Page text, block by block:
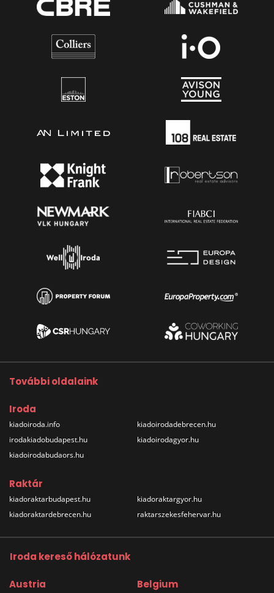
További oldalaink
Iroda
kiadoiroda.info
irodakiadobudapest.hu
kiadoirodabudaors.hu
kiadoirodadebrecen.hu
kiadoirodagyor.hu
Raktár
kiadoraktarbudapest.hu
kiadoraktardebrecen.hu
kiadoraktargyor.hu
raktarszekesfehervar.hu
Iroda kereső hálózatunk
Austria Belgium